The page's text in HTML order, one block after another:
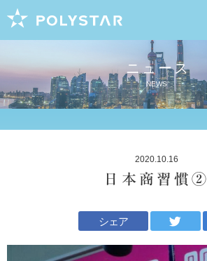
ニュース
NEWS
2020.10.16
日本商習慣②
シェア